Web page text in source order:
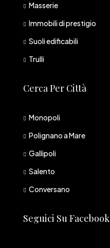
Masserie
Immobili di prestigio
Suoli edificabili
Trulli
Cerca Per Città
Monopoli
Polignano a Mare
Gallipoli
Salento
Conversano
Seguici Su Facebook